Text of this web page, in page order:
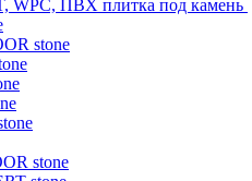
WPC, ПВХ плитка под камень
stone
stone